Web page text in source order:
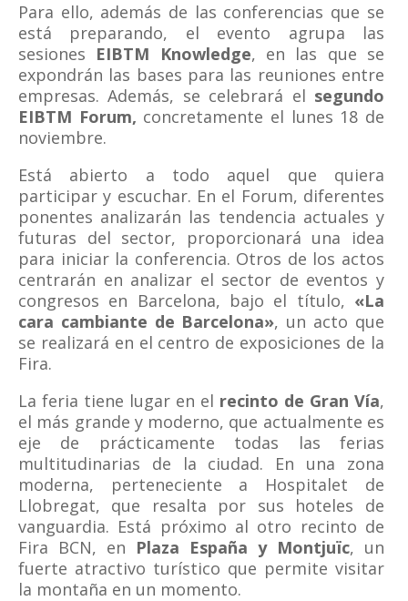
Para ello, además de las conferencias que se
está preparando, el evento agrupa las
sesiones EIBTM Knowledge, en las que se
expondrán las bases para las reuniones entre
empresas. Además, se celebrará el segundo
EIBTM Forum, concretamente el lunes 18 de
noviembre.
Está abierto a todo aquel que quiera
participar y escuchar. En el Forum, diferentes
ponentes analizarán las tendencia actuales y
futuras del sector, proporcionará una idea
para iniciar la conferencia. Otros de los actos
centrarán en analizar el sector de eventos y
congresos en Barcelona, bajo el título, «La
cara cambiante de Barcelona», un acto que
se realizará en el centro de exposiciones de la
Fira.
La feria tiene lugar en el recinto de Gran Vía,
el más grande y moderno, que actualmente es
eje de prácticamente todas las ferias
multitudinarias de la ciudad. En una zona
moderna, perteneciente a Hospitalet de
Llobregat, que resalta por sus hoteles de
vanguardia. Está próximo al otro recinto de
Fira BCN, en Plaza España y Montjuïc, un
fuerte atractivo turístico que permite visitar
la montaña en un momento.